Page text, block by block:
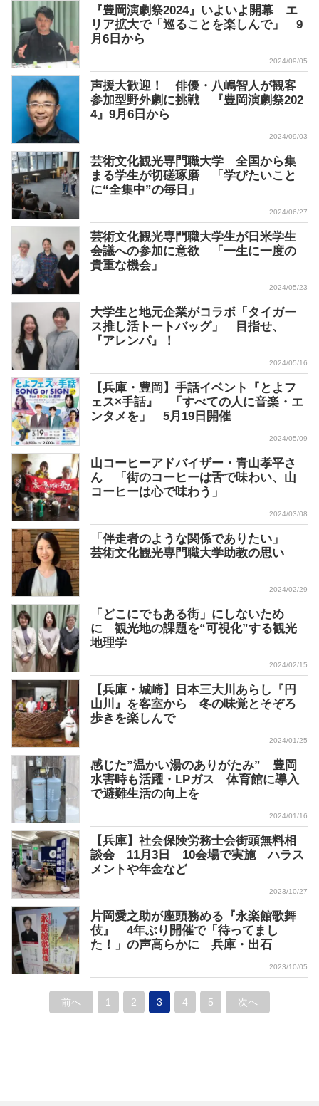
『豊岡演劇祭2024』いよいよ開幕 エ
リア拡大で「巡ることを楽しんで」 9
月6日から
2024/09/05
声援大歓迎！ 俳優・八嶋智人が観客
参加型野外劇に挑戦 『豊岡演劇祭202
4』9月6日から
2024/09/03
芸術文化観光専門職大学 全国から集
まる学生が切磋琢磨 「学びたいこと
に“全集中”の毎日」
2024/06/27
芸術文化観光専門職大学生が日米学生
会議への参加に意欲 「一生に一度の
貴重な機会」
2024/05/23
大学生と地元企業がコラボ「タイガー
ス推し活トートバッグ」 目指せ、
『アレンパ』！
2024/05/16
【兵庫・豊岡】手話イベント『とよフ
ェス×手話』 「すべての人に音楽・エ
ンタメを」 5月19日開催
2024/05/09
山コーヒーアドバイザー・青山孝平さ
ん 「街のコーヒーは舌で味わい、山
コーヒーは心で味わう」
2024/03/08
「伴走者のような関係でありたい」
芸術文化観光専門職大学助教の思い
2024/02/29
「どこにでもある街」にしないため
に 観光地の課題を“可視化”する観光
地理学
2024/02/15
【兵庫・城崎】日本三大川あらし『円
山川』を客室から 冬の味覚とそぞろ
歩きを楽しんで
2024/01/25
感じた”温かい湯のありがたみ” 豊岡
水害時も活躍・LPガス 体育館に導入
で避難生活の向上を
2024/01/16
【兵庫】社会保険労務士会街頭無料相
談会 11月3日 10会場で実施 ハラス
メントや年金など
2023/10/27
片岡愛之助が座頭務める『永楽館歌舞
伎』 4年ぶり開催で「待ってまし
た！」の声高らかに 兵庫・出石
2023/10/05
前へ 1 2 3 4 5 次へ